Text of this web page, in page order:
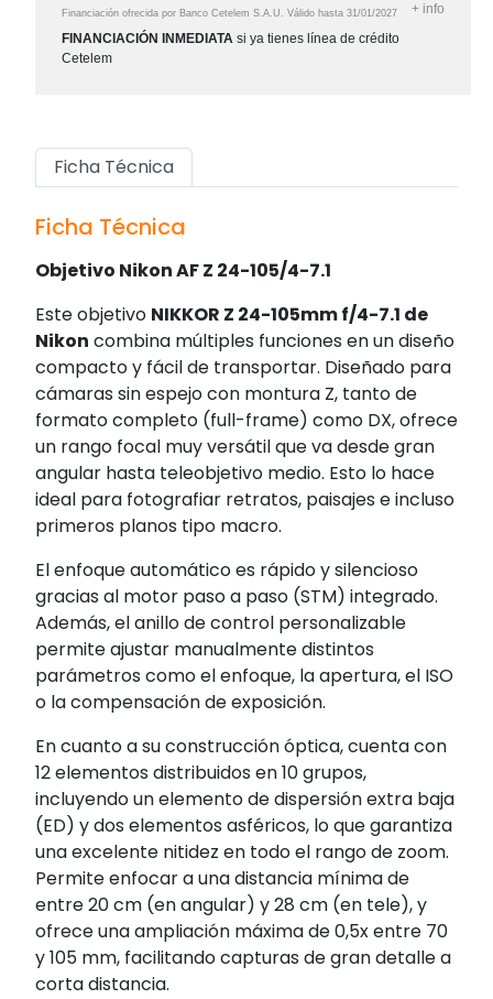
Financiación ofrecida por Banco Cetelem S.A.U. Válido hasta 31/01/2027 + info
FINANCIACIÓN INMEDIATA si ya tienes línea de crédito
Cetelem
Ficha Técnica
Ficha Técnica
Objetivo Nikon AF Z 24-105/4-7.1
Este objetivo NIKKOR Z 24-105mm f/4-7.1 de
Nikon combina múltiples funciones en un diseño
compacto y fácil de transportar. Diseñado para
cámaras sin espejo con montura Z, tanto de
formato completo (full-frame) como DX, ofrece
un rango focal muy versátil que va desde gran
angular hasta teleobjetivo medio. Esto lo hace
ideal para fotografiar retratos, paisajes e incluso
primeros planos tipo macro.
El enfoque automático es rápido y silencioso
gracias al motor paso a paso (STM) integrado.
Además, el anillo de control personalizable
permite ajustar manualmente distintos
parámetros como el enfoque, la apertura, el ISO
o la compensación de exposición.
En cuanto a su construcción óptica, cuenta con
12 elementos distribuidos en 10 grupos,
incluyendo un elemento de dispersión extra baja
(ED) y dos elementos asféricos, lo que garantiza
una excelente nitidez en todo el rango de zoom.
Permite enfocar a una distancia mínima de
entre 20 cm (en angular) y 28 cm (en tele), y
ofrece una ampliación máxima de 0,5x entre 70
y 105 mm, facilitando capturas de gran detalle a
corta distancia.